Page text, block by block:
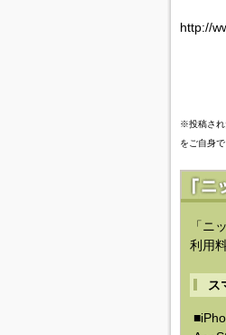
http://
※投稿され
をご自身で
「ニ
利用
ス